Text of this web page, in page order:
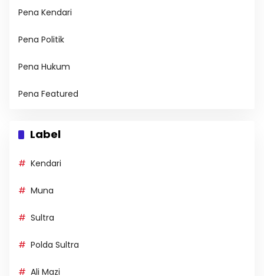
Pena Kendari
Pena Politik
Pena Hukum
Pena Featured
Label
Kendari
Muna
Sultra
Polda Sultra
Ali Mazi